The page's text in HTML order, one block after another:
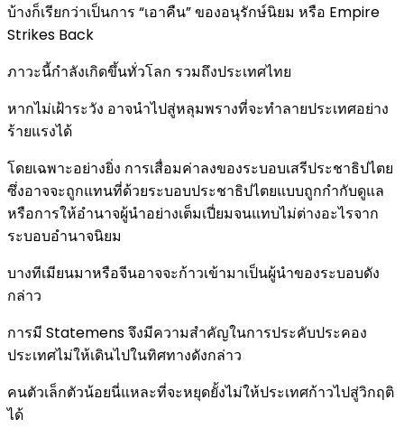
บ้างก็เรียกว่าเป็นการ “เอาคืน” ของอนุรักษ์นิยม หรือ Empire
Strikes Back
ภาวะนี้กำลังเกิดขึ้นทั่วโลก รวมถึงประเทศไทย
หากไม่เฝ้าระวัง อาจนำไปสู่หลุมพรางที่จะทำลายประเทศอย่าง
ร้ายแรงได้
โดยเฉพาะอย่างยิ่ง การเสื่อมค่าลงของระบอบเสรีประชาธิปไตย
ซึ่งอาจจะถูกแทนที่ด้วยระบอบประชาธิปไตยแบบถูกกำกับดูแล
หรือการให้อำนาจผู้นำอย่างเต็มเปี่ยมจนแทบไม่ต่างอะไรจาก
ระบอบอำนาจนิยม
บางทีเมียนมาหรือจีนอาจจะก้าวเข้ามาเป็นผู้นำของระบอบดัง
กล่าว
การมี Statemens จึงมีความสำคัญในการประคับประคอง
ประเทศไม่ให้เดินไปในทิศทางดังกล่าว
คนตัวเล็กตัวน้อยนี่แหละที่จะหยุดยั้งไม่ให้ประเทศก้าวไปสู่วิกฤติ
ได้